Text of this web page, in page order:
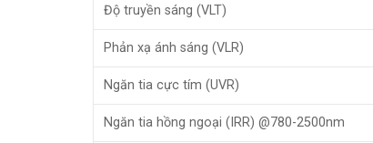
Độ truyền sáng (VLT)
Phản xạ ánh sáng (VLR)
Ngăn tia cực tím (UVR)
Ngăn tia hồng ngoại (IRR) @780-2500nm